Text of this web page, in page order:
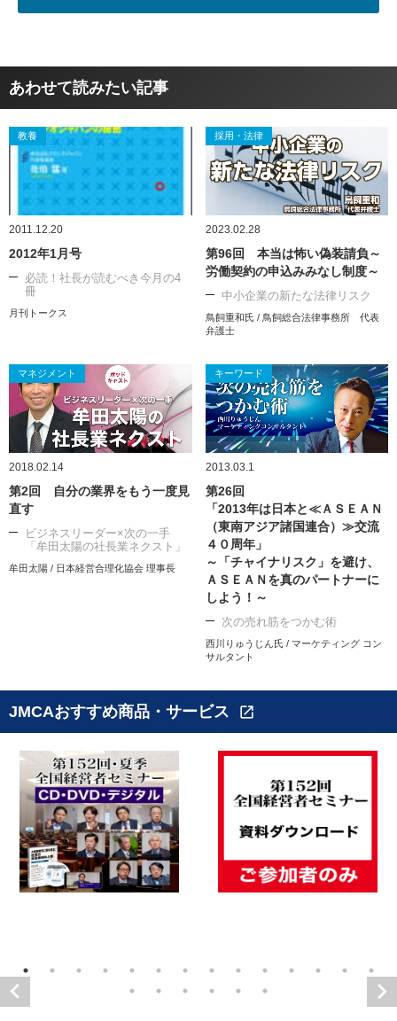
あわせて読みたい記事
教養
2011.12.20
2012年1月号
必読！社長が読むべき今月の4
冊
月刊トークス
採用・法律
2023.02.28
第96回 本当は怖い偽装請負～
労働契約の申込みみなし制度～
中小企業の新たな法律リスク
鳥飼重和氏 / 鳥飼総合法律事務所 代表
弁護士
マネジメント
2018.02.14
第2回 自分の業界をもう一度見
直す
ビジネスリーダー×次の一手
「牟田太陽の社長業ネクスト」
牟田太陽 / 日本経営合理化協会 理事長
キーワード
2013.03.1
第26回
「2013年は日本と≪ＡＳＥＡＮ
（東南アジア諸国連合）≫交流
４０周年」
～「チャイナリスク」を避け、
ＡＳＥＡＮを真のパートナーに
しよう！～
次の売れ筋をつかむ術
西川りゅうじん氏 / マーケティング コン
サルタント
JMCAおすすめ商品・サービス open_in_new